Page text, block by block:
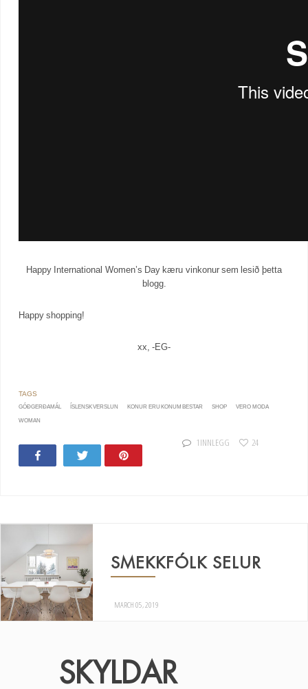
Happy International Women’s Day kæru vinkonur sem lesið þetta
blogg.
Happy shopping!
xx, -EG-
GÓÐGERÐAMÁL ÍSLENSK VERSLUN KONUR ERU KONUM BESTAR SHOP VERO MODA
WOMAN
Tweet
1 INNLEGG 24
SMEKKFÓLK SELUR
MARCH 05, 2019
SKYLDAR